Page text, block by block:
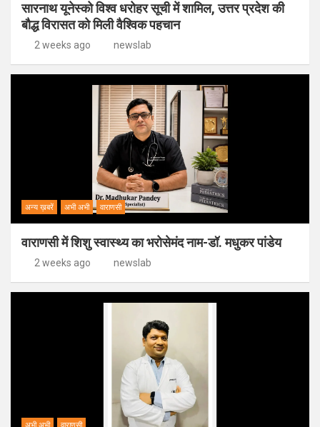
सारनाथ यूनेस्को विश्व धरोहर सूची में शामिल, उत्तर प्रदेश की
बौद्ध विरासत को मिली वैश्विक पहचान
2 weeks ago newslab
अन्य ख़बरें अभी अभी वाराणसी
वाराणसी में शिशु स्वास्थ्य का भरोसेमंद नाम-डॉ. मधुकर पांडेय
2 weeks ago newslab